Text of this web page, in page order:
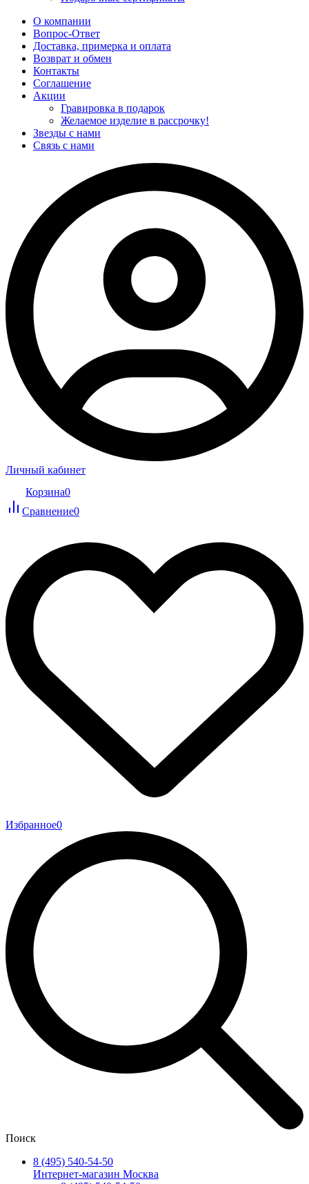
О компании
Вопрос-Ответ
Доставка, примерка и оплата
Возврат и обмен
Контакты
Соглашение
Акции
Гравировка в подарок
Желаемое изделие в рассрочку!
Звезды с нами
Связь с нами
Личный кабинет
Корзина0
Сравнение0
Избранное0
Поиск
8 (495) 540-54-50
Интернет-магазин Москва